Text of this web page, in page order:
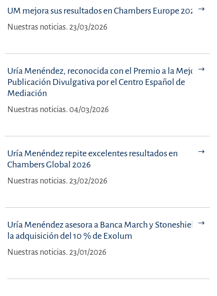
sara.buira@uria.com
+35 1 919 61 40 07
UM mejora sus resultados en Chambers Europe 2026
Nuestras noticias. 23/03/2026
Uría Menéndez, reconocida con el Premio a la Mejor
Publicación Divulgativa por el Centro Español de
Mediación
Nuestras noticias. 04/03/2026
Uría Menéndez repite excelentes resultados en
Chambers Global 2026
Nuestras noticias. 23/02/2026
Uría Menéndez asesora a Banca March y Stoneshield en
la adquisición del 10 % de Exolum
Nuestras noticias. 23/01/2026